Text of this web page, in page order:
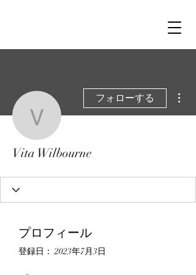
Vita Wilbourne
フォローする
Vita Wilbourne
プロフィール
登録日： 2023年7月3日